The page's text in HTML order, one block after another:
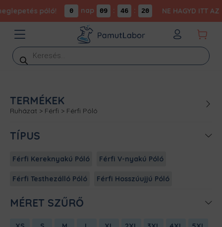
póló! nap 09 46 20 NE HAGYD ITT
Products
search
TERMÉKEK
Ruházat > Férfi > Férfi Póló
TÍPUS
Férfi Kereknyakú Póló Férfi V-nyakú Póló
Férfi Testhezálló Póló Férfi Hosszúujjú Póló
MÉRET SZŰRŐ